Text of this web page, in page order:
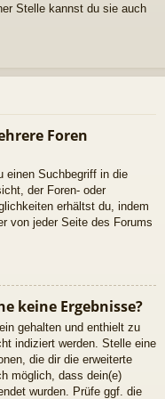
Stelle kannst du sie auch
Foren
einen Suchbegriff in die
der Foren- oder
erhältst du, indem
von jeder Seite des Forums
keine Ergebnisse?
gehalten und enthielt zu
indiziert werden. Stelle eine
die dir die erweiterte
möglich, dass dein(e)
wurden. Prüfe ggf. die